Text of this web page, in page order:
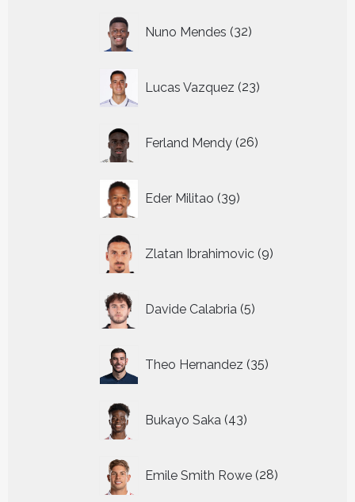
Nuno Mendes 32
producten
Lucas Vazquez 23
producten
Ferland Mendy 26
producten
Eder Militao 39
producten
Zlatan Ibrahimovic 9
producten
Davide Calabria 5
producten
Theo Hernandez 35
producten
Bukayo Saka 43
producten
Emile Smith Rowe 28
producten